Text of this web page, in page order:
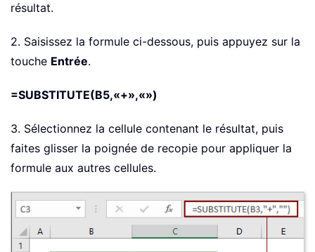
résultat.
2. Saisissez la formule ci-dessous, puis appuyez sur la
touche Entrée.
=SUBSTITUTE(B5,«+»,«»)
3. Sélectionnez la cellule contenant le résultat, puis
faites glisser la poignée de recopie pour appliquer la
formule aux autres cellules.